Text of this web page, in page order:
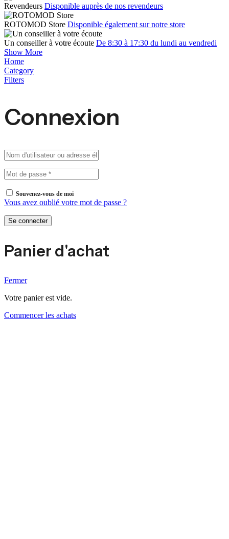
Revendeurs Disponible auprès de nos revendeurs
ROTOMOD Store Disponible également sur notre store
Un conseiller à votre écoute De 8:30 à 17:30 du lundi au vendredi
Show More
Home
Category
Filters
Connexion
Souvenez-vous de moi
Vous avez oublié votre mot de passe ?
Se connecter
Panier d'achat
Fermer
Votre panier est vide.
Commencer les achats